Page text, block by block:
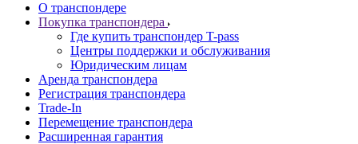
О транспондере
Покупка транспондера
Где купить транспондер T-pass
Центры поддержки и обслуживания
Юридическим лицам
Аренда транспондера
Регистрация транспондера
Trade-In
Перемещение транспондера
Расширенная гарантия